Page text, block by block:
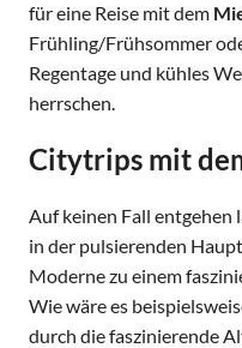
für eine Reise mit dem
Frühling/Frühsommer
Regentage und kühles
herrschen.
Citytrips mit
Auf keinen Fall entgehen
in der pulsierenden
Moderne zu einem
Wie wäre es
durch die faszinierende